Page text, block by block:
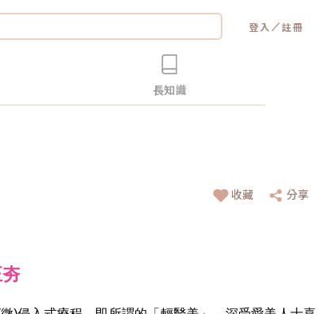
登入 ／註冊
長知識
收藏 分享